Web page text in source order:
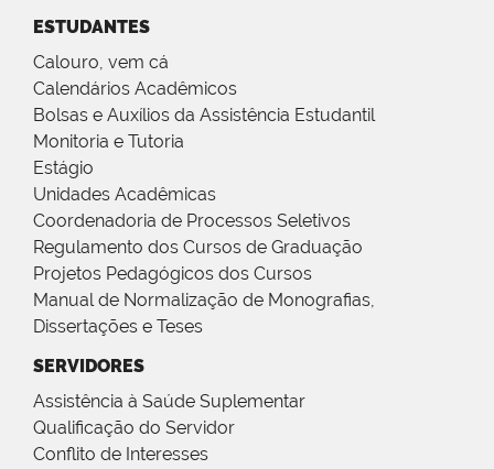
ESTUDANTES
Calouro, vem cá
Calendários Acadêmicos
Bolsas e Auxílios da Assistência Estudantil
Monitoria e Tutoria
Estágio
Unidades Acadêmicas
Coordenadoria de Processos Seletivos
Regulamento dos Cursos de Graduação
Projetos Pedagógicos dos Cursos
Manual de Normalização de Monografias,
Dissertações e Teses
SERVIDORES
Assistência à Saúde Suplementar
Qualificação do Servidor
Conflito de Interesses